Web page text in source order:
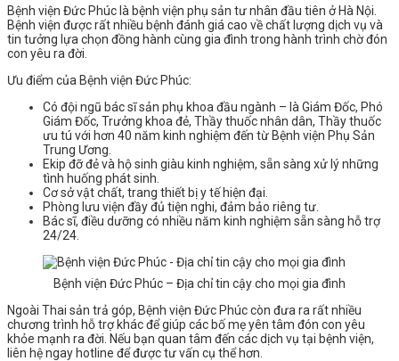
Bệnh viện Đức Phúc là bệnh viện phụ sản tư nhân đầu tiên ở Hà Nội.
Bệnh viện được rất nhiều bệnh đánh giá cao về chất lượng dịch vụ và
tin tưởng lựa chọn đồng hành cùng gia đình trong hành trình chờ đón
con yêu ra đời.
Ưu điểm của Bệnh viện Đức Phúc:
Có đội ngũ bác sĩ sản phụ khoa đầu ngành – là Giám Đốc, Phó
Giám Đốc, Trưởng khoa đẻ, Thầy thuốc nhân dân, Thầy thuốc
ưu tú với hơn 40 năm kinh nghiệm đến từ Bệnh viện Phụ Sản
Trung Ương.
Ekip đỡ đẻ và hộ sinh giàu kinh nghiệm, sẵn sàng xử lý những
tình huống phát sinh.
Cơ sở vật chất, trang thiết bị y tế hiện đại.
Phòng lưu viện đầy đủ tiện nghi, đảm bảo riêng tư.
Bác sĩ, điều dưỡng có nhiều năm kinh nghiệm sẵn sàng hỗ trợ
24/24.
Bệnh viện Đức Phúc – Địa chỉ tin cậy cho mọi gia đình
Ngoài Thai sản trả góp, Bệnh viện Đức Phúc còn đưa ra rất nhiều
chương trình hỗ trợ khác để giúp các bố mẹ yên tâm đón con yêu
khỏe mạnh ra đời. Nếu bạn quan tâm đến các dịch vụ tại bệnh viện,
liên hệ ngay hotline để được tư vấn cụ thể hơn.